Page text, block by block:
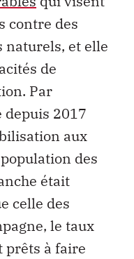
contre des
naturels, et elle
de
Par
depuis 2017
aux
des
était
celle des
le taux
prêts à faire